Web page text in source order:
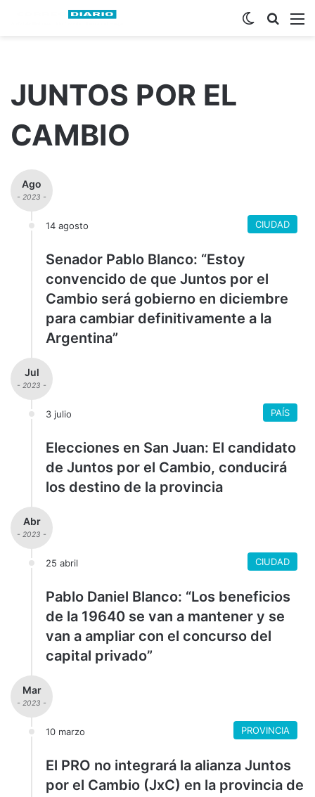
Buscar
Switch skin
JUNTOS POR EL
CAMBIO
Ago
- 2023 -
14 agosto CIUDAD
Senador Pablo Blanco: “Estoy
convencido de que Juntos por el
Cambio será gobierno en diciembre
para cambiar definitivamente a la
Argentina”
Jul
- 2023 -
3 julio PAÍS
Elecciones en San Juan: El candidato
de Juntos por el Cambio, conducirá
los destino de la provincia
Abr
- 2023 -
25 abril CIUDAD
Pablo Daniel Blanco: “Los beneficios
de la 19640 se van a mantener y se
van a ampliar con el concurso del
capital privado”
Mar
- 2023 -
10 marzo PROVINCIA
El PRO no integrará la alianza Juntos
por el Cambio (JxC) en la provincia de